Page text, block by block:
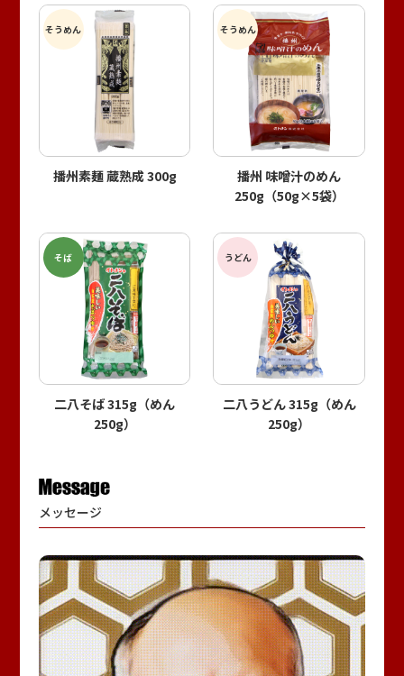
播州素麺 蔵熟成 300g
そうめん
播州 味噌汁のめん
250g（50g×5袋）
そうめん
二八そば 315g（めん
250g）
そば
二八うどん 315g（めん
250g）
うどん
メッセージ